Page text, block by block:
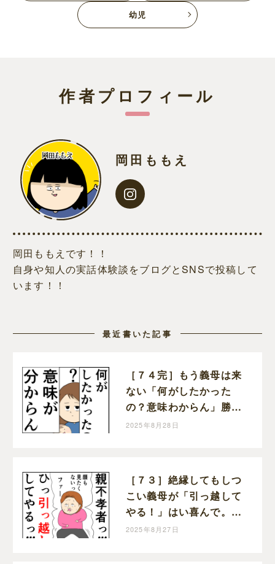
幼児
作者プロフィール
岡田ももえ
岡田ももえです！！
自身や知人の実話体験談をブログとSNSで投稿して
います！！
最近書いた記事
［７４完］もう義母は来
ない「何がしたかった
の？意味わからん」勝っ
た！クセ強義母に抗う嫁
2025年8月28日
［７３］絶縁してもしつ
こい義母が「引っ越して
やる！」はい喜んで。ク
セ強義母に抗う嫁達｜岡
2025年8月27日